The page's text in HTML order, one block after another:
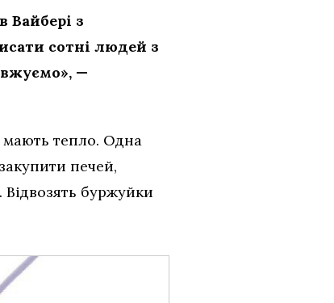
Вайбері з
сотні людей з
—
мають тепло. Одна
печей,
буржуйки